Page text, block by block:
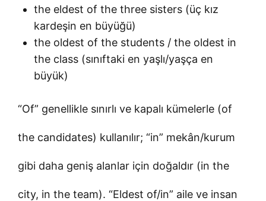
the eldest of the three sisters (üç kız
kardeşin en büyüğü)
the oldest of the students / the oldest in
the class (sınıftaki en yaşlı/yaşça en
büyük)
“Of” genellikle sınırlı ve kapalı kümelerle (of
the candidates) kullanılır; “in” mekân/kurum
gibi daha geniş alanlar için doğaldır (in the
city, in the team). “Eldest of/in” aile ve insan